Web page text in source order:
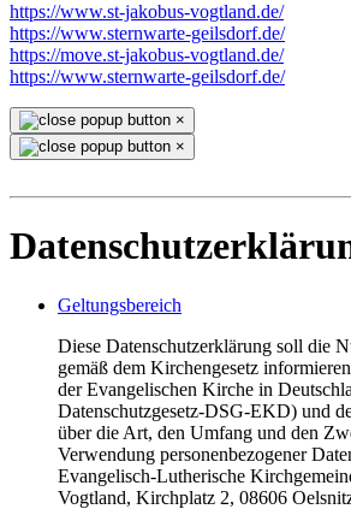
https://www.st-jakobus-vogtland.de/
https://www.sternwarte-geilsdorf.de/
https://move.st-jakobus-vogtland.de/
https://www.sternwarte-geilsdorf.de/
×
×
Geltungsbereich
Diese Datenschutzerklärung soll die
gemäß dem Kirchengesetz
der Evangelischen Kirche in
Datenschutzgesetz-DSG-EKD) und
über die Art, den Umfang und den
Verwendung personenbezogener
Evangelisch-Lutherische
Vogtland, Kirchplatz 2, 08606